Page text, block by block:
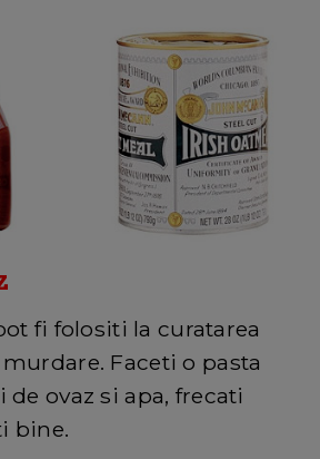
fi folositi la curatarea
Faceti o pasta
ovaz si apa, frecati
bine.